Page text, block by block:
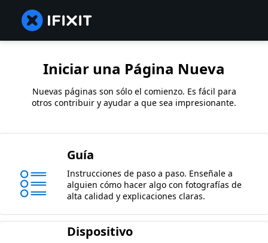
Iniciar una Página Nueva
Nuevas páginas son sólo el comienzo. Es fácil para
otros contribuir y ayudar a que sea impresionante.
Guía
Instrucciones de paso a paso. Enseñale a
alguien cómo hacer algo con fotografías de
alta calidad y explicaciones claras.
Dispositivo